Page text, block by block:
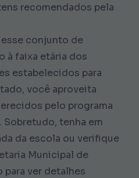
recomendados pela
conjunto de
à faixa etária dos
estabelecidos para
você aproveita
pelo programa
Sobretudo, tenha em
da escola ou verifique
Municipal de
para ver detalhes